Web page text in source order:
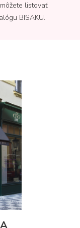
listovať
BISAKU.